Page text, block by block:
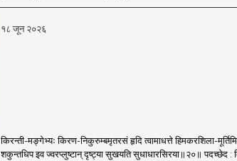
१८ जून २०२६
किरन्ती-मङ्गेभ्यः किरण-निकुरुम्बमृतरसं हृदि त्वामाधत्ते हिमकरशिला-
शकुन्तधिप इव ज्वरप्लुष्टान् दृष्ट्या सुखयति सुधाधारसिरया॥२०॥ पदच्छेद